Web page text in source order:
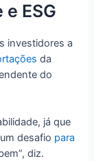
ESG
investidores a
da
do
já que
desafio para
diz.